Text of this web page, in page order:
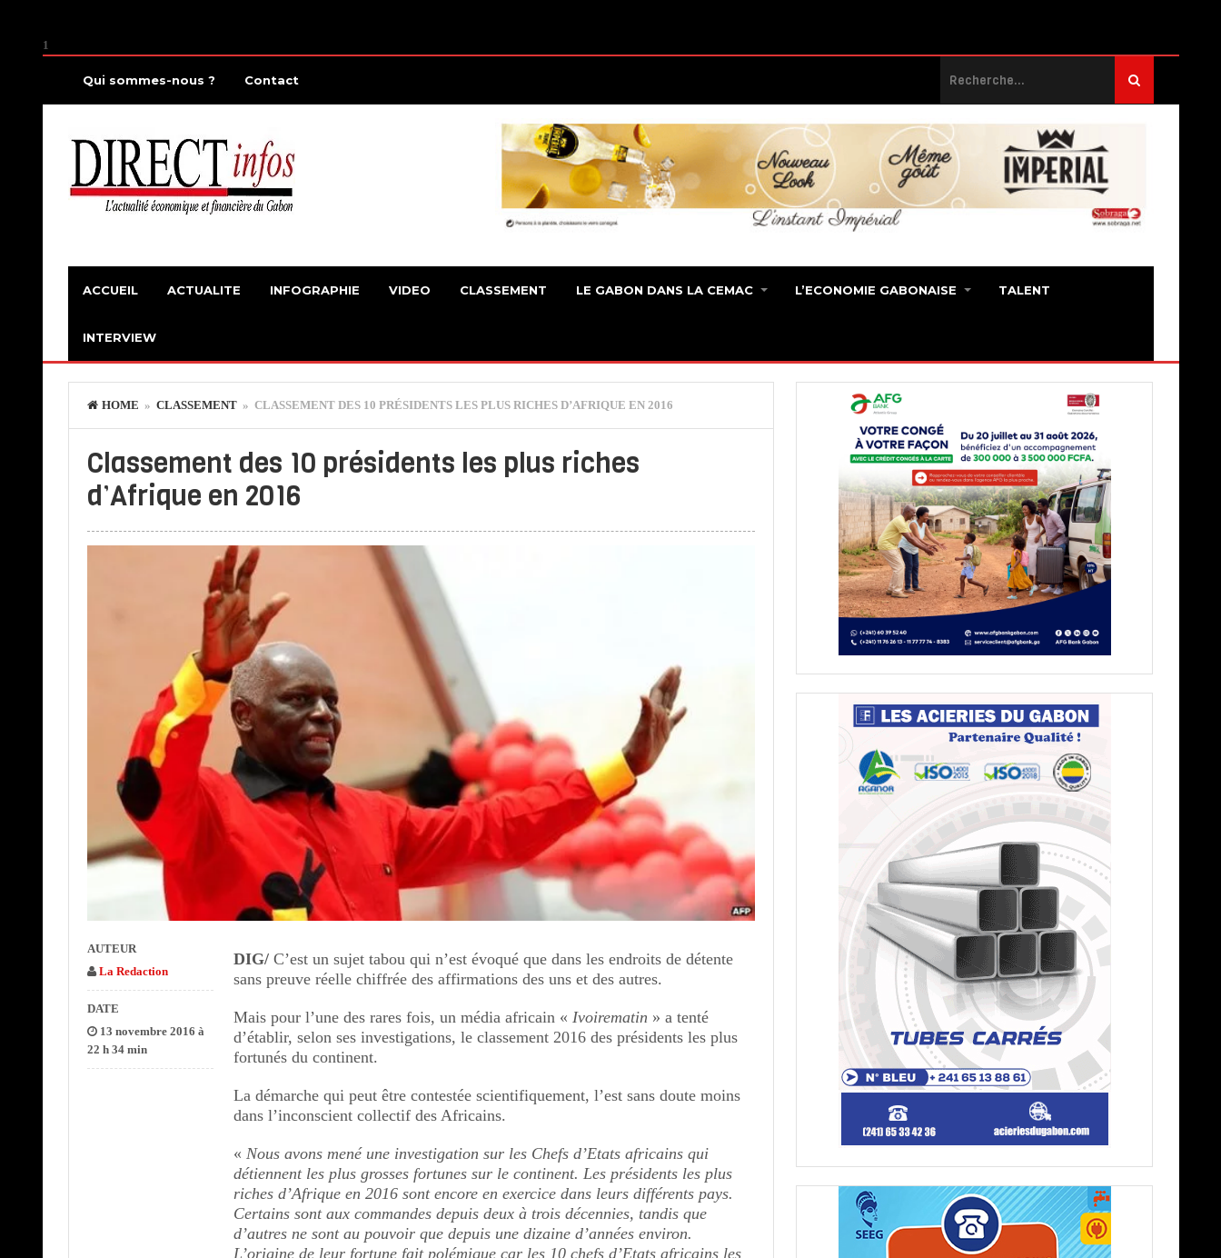
1
Qui sommes-nous ? Contact
ACCUEIL ACTUALITE INFOGRAPHIE VIDEO CLASSEMENT LE GABON DANS LA CEMAC L’ECONOMIE GABONAISE TALENT
INTERVIEW
HOME » CLASSEMENT» CLASSEMENT DES 10 PRÉSIDENTS LES PLUS RICHES D’AFRIQUE EN 2016
Classement des 10 présidents les plus riches
d’Afrique en 2016
DIG/ C’est un sujet tabou qui n’est évoqué que dans les endroits de détente
sans preuve réelle chiffrée des affirmations des uns et des autres.
Mais pour l’une des rares fois, un média africain «Ivoirematin » a tenté
d’établir, selon ses investigations, le classement 2016 des présidents les plus
fortunés du continent.
La démarche qui peut être contestée scientifiquement, l’est sans doute moins
dans l’inconscient collectif des Africains.
«Nous avons mené une investigation sur les Chefs d’Etats africains qui
détiennent les plus grosses fortunes sur le continent. Les présidents les plus
riches d’Afrique en 2016 sont encore en exercice dans leurs différents pays.
Certains sont aux commandes depuis deux à trois décennies, tandis que
d’autres ne sont au pouvoir que depuis une dizaine d’années environ.
L’origine de leur fortune fait polémique car les 10 chefs d’Etats africains les
AUTEUR
La Redaction
DATE
13 novembre 2016 à
22 h 34 min